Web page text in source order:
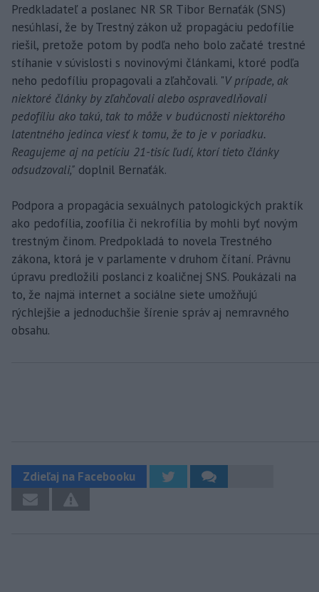
Predkladateľ a poslanec NR SR Tibor Bernaťák (SNS)
nesúhlasí, že by Trestný zákon už propagáciu pedofílie
riešil, pretože potom by podľa neho bolo začaté trestné
stíhanie v súvislosti s novinovými článkami, ktoré podľa
neho pedofíliu propagovali a zľahčovali. "V prípade, ak
niektoré články by zľahčovali alebo ospravedlňovali
pedofíliu ako takú, tak to môže v budúcnosti niektorého
latentného jedinca viesť k tomu, že to je v poriadku.
Reagujeme aj na petíciu 21-tisíc ľudí, ktorí tieto články
odsudzovali," doplnil Bernaťák.
Podpora a propagácia sexuálnych patologických praktík
ako pedofília, zoofília či nekrofília by mohli byť novým
trestným činom. Predpokladá to novela Trestného
zákona, ktorá je v parlamente v druhom čítaní. Právnu
úpravu predložili poslanci z koaličnej SNS. Poukázali na
to, že najmä internet a sociálne siete umožňujú
rýchlejšie a jednoduchšie šírenie správ aj nemravného
obsahu.
Zdieľaj na Facebooku